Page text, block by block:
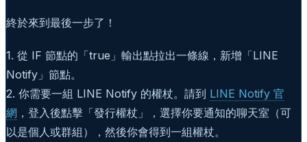
終於來到最後一步了！
1. 從 IF 節點的「true」輸出點拉出一條線，新增「LINE
Notify」節點。
2. 你需要一組 LINE Notify 的權杖。請到 LINE Notify 官
網 ，登入後點擊「發行權杖」，選擇你要通知的聊天室（可
以是個人或群組），然後你會得到一組權杖。